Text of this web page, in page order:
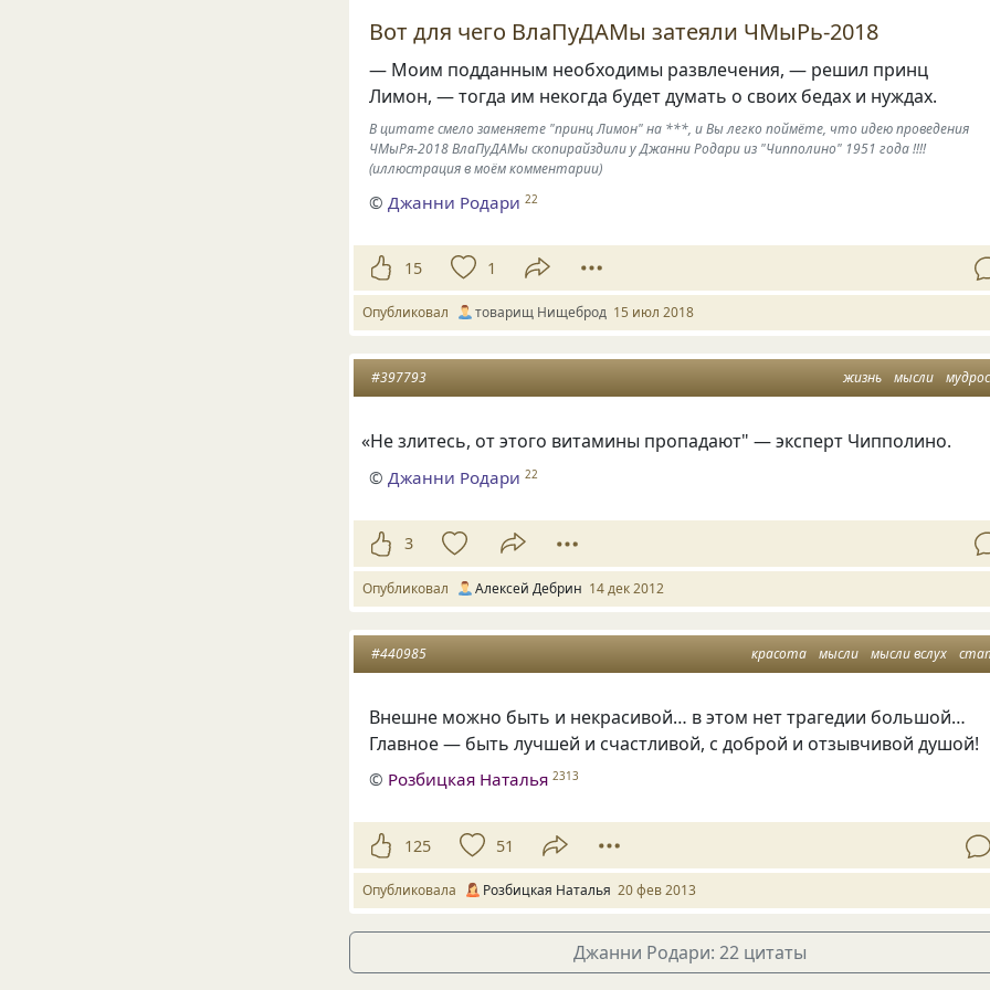
Вот для чего ВлаПуДАМы затеяли ЧМыРь-2018
— Моим подданным необходимы развлечения, — решил принц
Лимон, — тогда им некогда будет думать о своих бедах и нуждах.
В цитате смело заменяете "принц Лимон" на ***, и Вы легко поймёте, что идею проведения
ЧМыРя-2018 ВлаПуДАМы скопирайздили у Джанни Родари из "Чипполино" 1951 года !!!!
(иллюстрация в моём комментарии)
© Джанни Родари 22
15 1
Опубликовал товарищ Нищеброд 15 июл 2018
жизнь мысли
#397793
«Не злитесь, от этого витамины пропадают" — эксперт Чипполино.
© Джанни Родари 22
3
Опубликовал Алексей Дебрин 14 дек 2012
красота мысли мысли вслух
#440985
Внешне можно быть и некрасивой… в этом нет трагедии большой…
Главное — быть лучшей и счастливой, с доброй и отзывчивой душой!
© Розбицкая Наталья 2313
125 51
Опубликовала Розбицкая Наталья 20 фев 2013
Джанни Родари: 22 цитаты